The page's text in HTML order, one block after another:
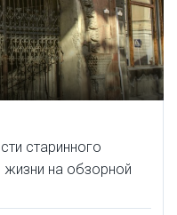
старинного
на обзорной